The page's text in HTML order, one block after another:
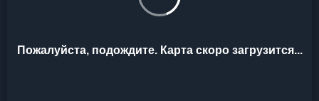
Пожалуйста, подождите. Карта скоро загрузится...